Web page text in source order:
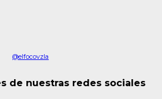
@elfocovzla
de nuestras redes sociales